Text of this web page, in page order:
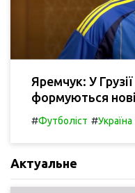
Яремчук: У
формуються
#Футболіст #Україна
Актуальне